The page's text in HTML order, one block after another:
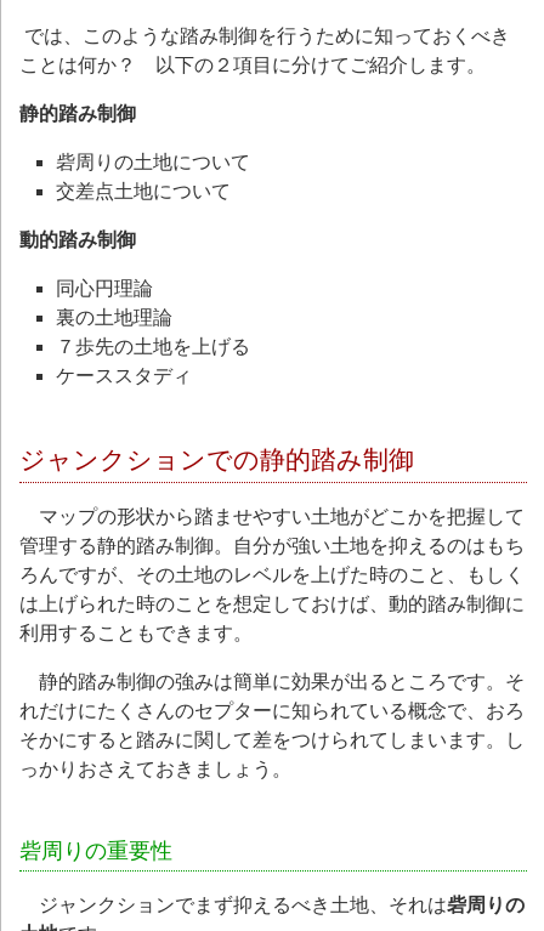
では、このような踏み制御を行うために知っておくべき
ことは何か？ 以下の２項目に分けてご紹介します。
静的踏み制御
砦周りの土地について
交差点土地について
動的踏み制御
同心円理論
裏の土地理論
７歩先の土地を上げる
ケーススタディ
ジャンクションでの静的踏み制御
マップの形状から踏ませやすい土地がどこかを把握して
管理する静的踏み制御。自分が強い土地を抑えるのはもち
ろんですが、その土地のレベルを上げた時のこと、もしく
は上げられた時のことを想定しておけば、動的踏み制御に
利用することもできます。
静的踏み制御の強みは簡単に効果が出るところです。そ
れだけにたくさんのセプターに知られている概念で、おろ
そかにすると踏みに関して差をつけられてしまいます。し
っかりおさえておきましょう。
砦周りの重要性
ジャンクションでまず抑えるべき土地、それは砦周りの